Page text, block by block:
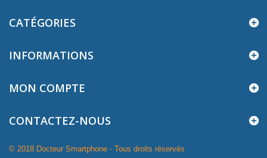
CATÉGORIES
INFORMATIONS
MON COMPTE
CONTACTEZ-NOUS
© 2018 Docteur Smartphone - Tous droits réservés